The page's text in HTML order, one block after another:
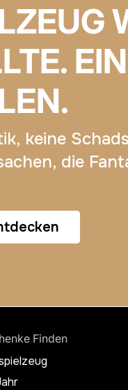
keine
die
Finden